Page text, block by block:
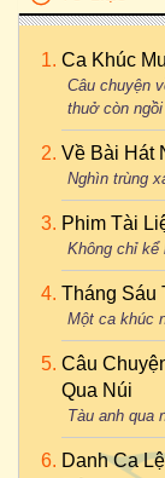
Ca Khúc
Câu chuyện
thuở còn
Về Bài Hát
Nghìn trùng
Phim Tài
Không chỉ kể
Tháng Sáu
Một ca khúc
Câu
Qua Núi
Tàu anh qua
Danh Ca